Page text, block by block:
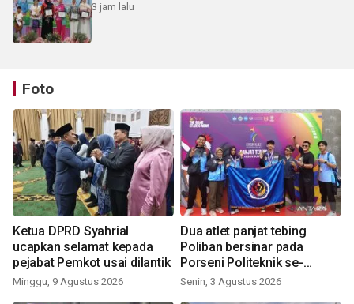
3 jam lalu
Foto
Ketua DPRD Syahrial
ucapkan selamat kepada
pejabat Pemkot usai dilantik
Minggu, 9 Agustus 2026
Dua atlet panjat tebing
Poliban bersinar pada
Porseni Politeknik se-
Indonesia 2026
Senin, 3 Agustus 2026